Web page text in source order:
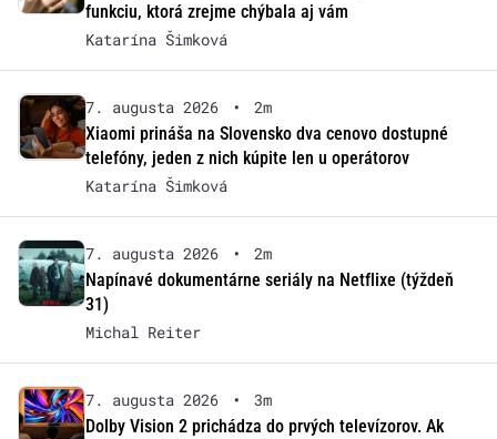
funkciu, ktorá zrejme chýbala aj vám
Katarína Šimková
7. augusta 2026 •
2m
Xiaomi prináša na Slovensko dva cenovo dostupné
telefóny, jeden z nich kúpite len u operátorov
Katarína Šimková
7. augusta 2026 •
2m
Napínavé dokumentárne seriály na Netflixe (týždeň
31)
Michal Reiter
7. augusta 2026 •
3m
Dolby Vision 2 prichádza do prvých televízorov. Ak